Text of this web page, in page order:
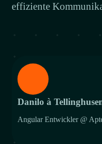
effiziente
Danilo à
Angular Entwickler @